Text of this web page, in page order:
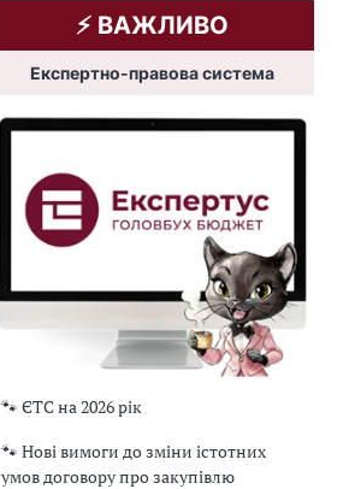
⚡️ ВАЖЛИВО
Експертно-правова система
🐾 ЄТС на 2026 рік
🐾 Нові вимоги до зміни істотних
умов договору про закупівлю